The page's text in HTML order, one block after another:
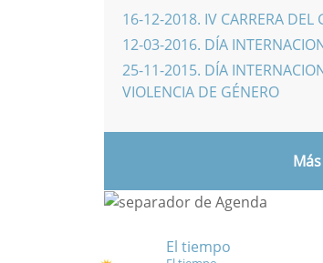
16-12-2018. IV CARRERA DEL
12-03-2016. DÍA
25-11-2015. DÍA
VIOLENCIA DE GÉNERO
El tiempo